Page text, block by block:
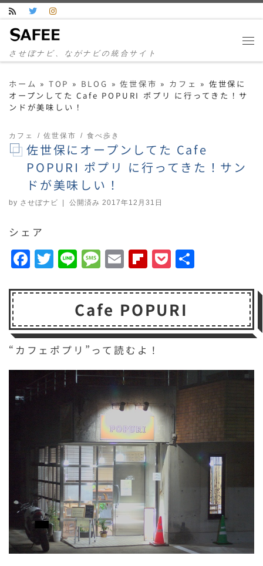
コンテンツへスキップ
させぼナビ、ながナビの統合サイト
ホーム » TOP » BLOG » 佐世保市 » カフェ » 佐世保に
オープンしてた Cafe POPURI ポプリ に行ってきた！サ
ンドが美味しい！
カフェ 佐世保市 食べ歩き
佐世保にオープンしてた Cafe
POPURI ポプリ に行ってきた！サン
ドが美味しい！
by させぼナビ | 公開済み 2017年12月31日
シェア
F
c
b
o
o
k
T
it
e
r
Li
e
M
s
s
a
g
e
E
a
il
F
p
b
o
a
r
d
P
c
k
e
Cafe POPURI
“カフェポプリ”って読むよ！